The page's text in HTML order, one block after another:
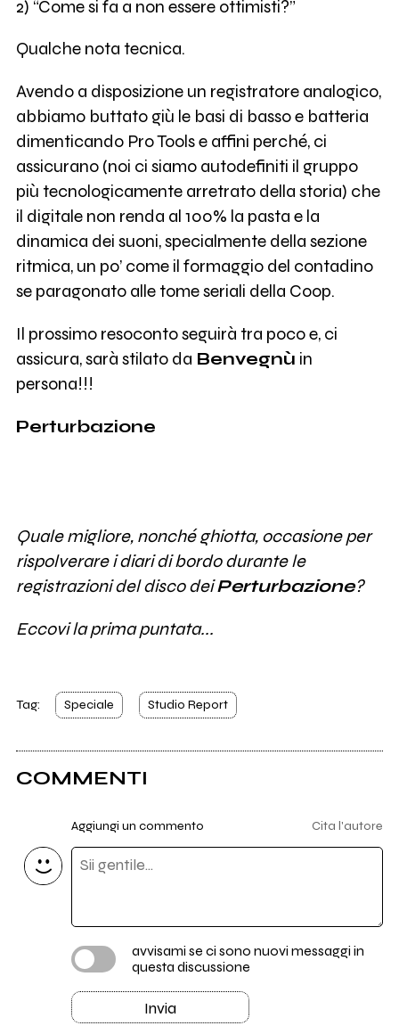
2) “Come si fa a non essere ottimisti?”
Qualche nota tecnica.
Avendo a disposizione un registratore analogico,
abbiamo buttato giù le basi di basso e batteria
dimenticando Pro Tools e affini perché, ci
assicurano (noi ci siamo autodefiniti il gruppo
più tecnologicamente arretrato della storia) che
il digitale non renda al 100% la pasta e la
dinamica dei suoni, specialmente della sezione
ritmica, un po’ come il formaggio del contadino
se paragonato alle tome seriali della Coop.
Il prossimo resoconto seguirà tra poco e, ci
assicura, sarà stilato da Benvegnù in
persona!!!
Perturbazione
Quale migliore, nonché ghiotta, occasione per
rispolverare i diari di bordo durante le
registrazioni del disco deiPerturbazione?
Eccovi la prima puntata...
Tag: Speciale Studio Report
COMMENTI
Aggiungi un commento Cita l'autore
avvisami se ci sono nuovi messaggi in
questa discussione
Invia